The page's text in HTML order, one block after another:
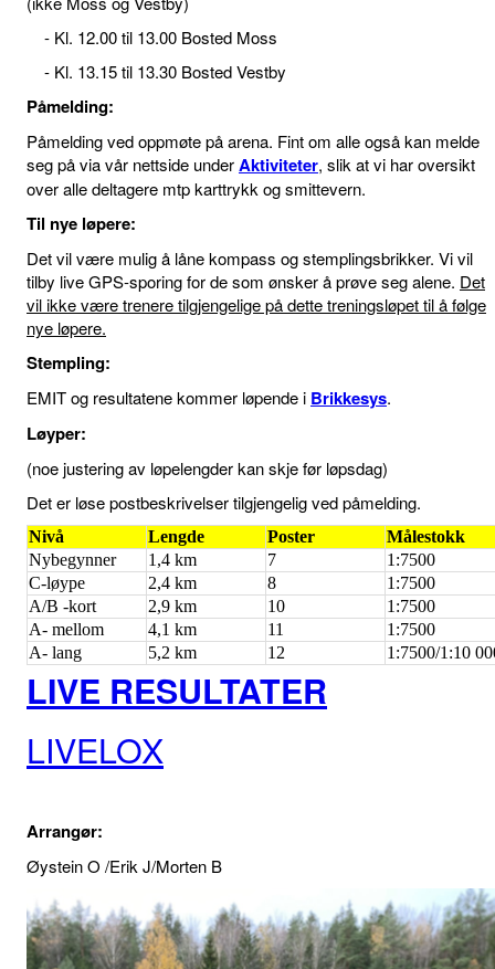
- Kl. 12.00 til 13.00 Bosted Moss
- Kl. 13.15 til 13.30 Bosted Vestby
Påmelding:
Påmelding ved oppmøte på arena. Fint om alle også kan melde
seg på via vår nettside underAktiviteter, slik at vi har oversikt
over alle deltagere mtp karttrykk og smittevern.
Til nye løpere:
Det vil være mulig å låne kompass og stemplingsbrikker. Vi vil
tilby live GPS-sporing for de som ønsker å prøve seg alene. Det
vil ikke være trenere tilgjengelige på dette treningsløpet til å følge
nye løpere.
Stempling:
EMIT og resultatene kommer løpende i Brikkesys.
Løyper:
(noe justering av løpelengder kan skje før løpsdag)
Det er løse postbeskrivelser tilgjengelig ved påmelding.
Nivå Lengde Poster
Målestokk
Nybegynner
1,4 km 7
1:7500
C-løype
2,4 km 8
1:7500
A/B -kort
2,9 km 10
1:7500
A- mellom
4,1 km 11
1:7500
A- lang
5,2 km 12 1:7500/1:10
LIVE RESULTATER
LIVELOX
Arrangør:
Øystein O /Erik J/Morten B